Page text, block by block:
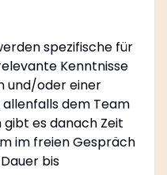
spezifische für
Kenntnisse
und/oder einer
dem Team
es danach Zeit
im freien Gespräch
bis